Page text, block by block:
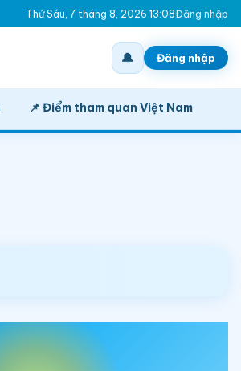
Thứ Sáu, 7 tháng 8, 2026 13:08Đăng nhập
🔔 Đăng nhập
📌 Điểm tham quan Việt Nam